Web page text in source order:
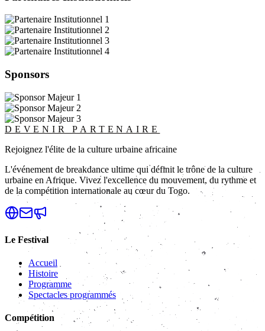
Sponsors
DEVENIR PARTENAIRE
Rejoignez l'élite de la culture urbaine africaine
L'événement de breakdance ultime qui définit le trône de la culture
urbaine en Afrique. Vivez l'excellence du mouvement, du rythme et
de la compétition internationale au cœur du Togo.
Le Festival
Accueil
Histoire
Programme
Spectacles programmés
Compétition